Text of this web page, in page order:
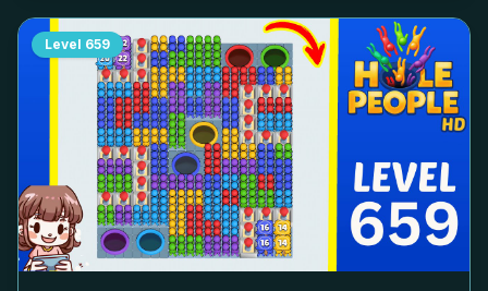
Level 659